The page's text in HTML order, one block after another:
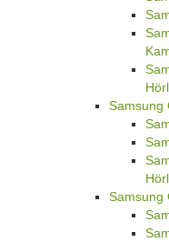
Samsung
Samsung